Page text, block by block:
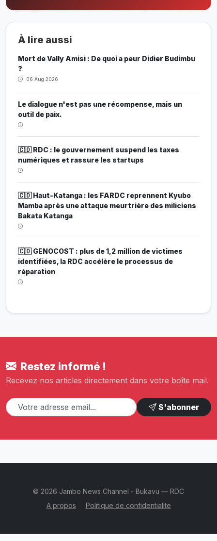
À lire aussi
Mort de Vally Amisi : De quoi a peur Didier Budimbu
?
06 Aug 2026
Le dialogue n'est pas une récompense, mais un
outil de paix.
🇨🇩 RDC : le gouvernement suspend les taxes
numériques et rassure les startups
🇨🇩 Haut-Katanga : les FARDC reprennent Kyubo
Mamba après une attaque meurtrière des miliciens
Bakata Katanga
🇨🇩 GENOCOST : plus de 1,2 million de victimes
identifiées, la RDC accélère le processus de
réparation
Restez informé !
Recevez nos articles directement dans votre boîte mail.
S'abonner
© 2026 Jambo News Channel - Bukavu — RDC
A propos
Politique de confidentialite